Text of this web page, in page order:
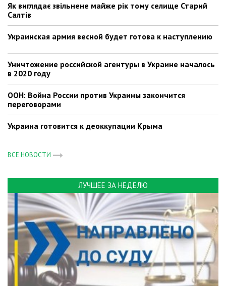
Як виглядає звільнене майже рік тому селище Старий
Салтів
Украинская армия весной будет готова к наступлению
Уничтожение российской агентуры в Украине началось
в 2020 году
ООН: Война России против Украины закончится
переговорами
Украина готовится к деоккупации Крыма
ВСЕ НОВОСТИ
ЛУЧШЕЕ ЗА НЕДЕЛЮ